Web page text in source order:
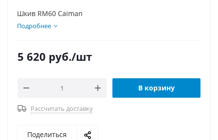
Шкив RM60 Caiman
Подробнее
5 620 руб./шт
В корзину
Рассчитать доставку
Поделиться